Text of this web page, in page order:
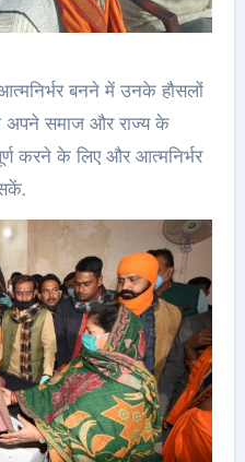
बनने में उनके हौसलों
अपने समाज और राज्य के
करने के लिए और आत्मनिर्भर